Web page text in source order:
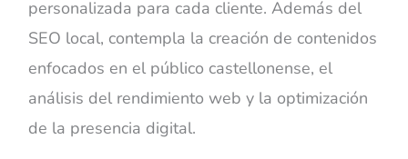
personalizada para cada cliente. Además del
SEO local, contempla la creación de contenidos
enfocados en el público castellonense, el
análisis del rendimiento web y la optimización
de la presencia digital.